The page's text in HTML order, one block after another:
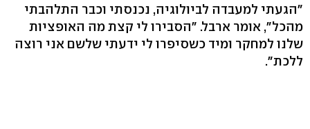
"הגעתי למעבדה לביולוגיה, נכנסתי וכבר התלהבתי
מהכל", אומר ארבל. "הסבירו לי קצת מה האופציות
שלנו למחקר ומיד כשסיפרו לי ידעתי שלשם אני רוצה
ללכת".